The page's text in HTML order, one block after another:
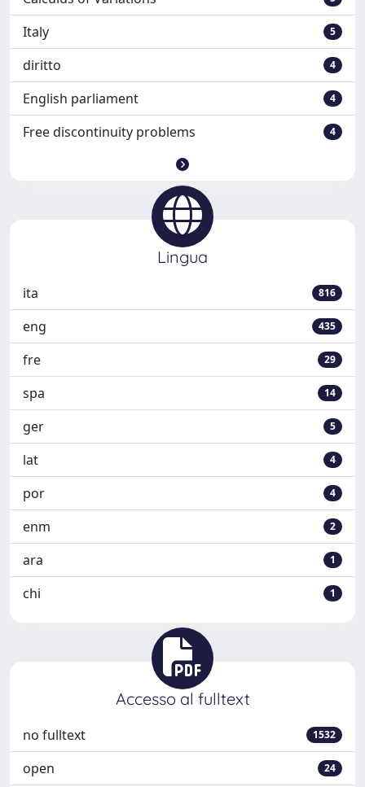
Italy 5
diritto 4
English parliament 4
Free discontinuity problems 4
Lingua
ita 816
eng 435
fre 29
spa 14
ger 5
lat 4
por 4
enm 2
ara 1
chi 1
Accesso al fulltext
no fulltext 1532
open 24